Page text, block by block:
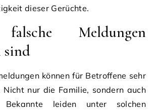
dieser Gerüchte.
Meldungen
sind
können für Betroffene sehr
Nicht nur die Familie, sondern auch
Bekannte leiden unter solchen